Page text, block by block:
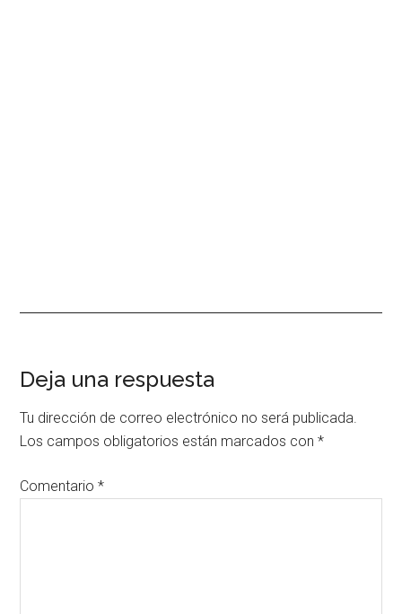
Interacciones
con
los
lectores
Deja una respuesta
Tu dirección de correo electrónico no será publicada.
Los campos obligatorios están marcados con*
Comentario*